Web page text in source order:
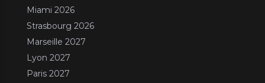
Miami 2026
Strasbourg 2026
Marseille 2027
Lyon 2027
Paris 2027